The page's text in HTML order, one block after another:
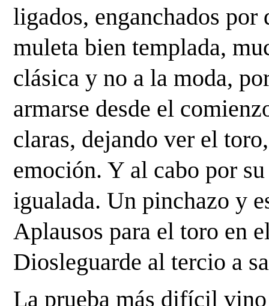
ligados, enganchados
muleta bien templada,
clásica y no a la moda,
armarse desde el
claras, dejando ver el
emoción. Y al cabo por
igualada. Un pinchazo y
Aplausos para el toro en
Diosleguarde al tercio a
La prueba más difícil